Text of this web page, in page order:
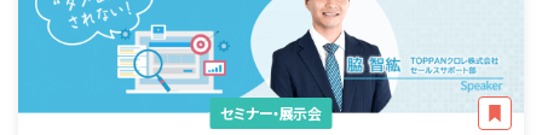
セミナー・展示会